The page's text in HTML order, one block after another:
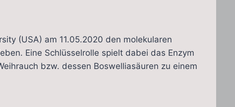
(USA) am 11.05.2020 den molekularen
Eine Schlüsselrolle spielt dabei das Enzym
bzw. dessen Boswelliasäuren zu einem